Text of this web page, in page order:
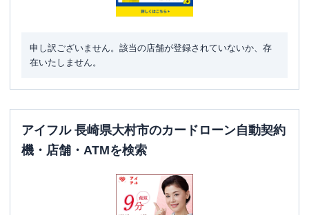
申し訳ございません。該当の店舗が登録されていないか、存
在いたしません。
アイフル 長崎県大村市のカードローン自動契約
機・店舗・ATMを検索